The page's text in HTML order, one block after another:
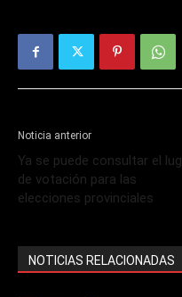
Noticia anterior
Ya se puede consultar el
de votación para las
elecciones provinciales
NOTICIAS RELACIONADAS